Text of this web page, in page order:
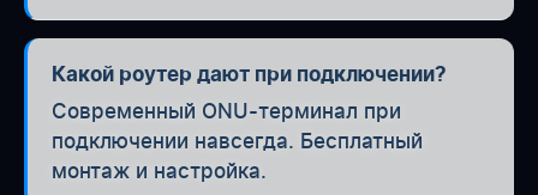
Какой роутер дают при подключении?
Современный ONU-терминал при
подключении навсегда. Бесплатный
монтаж и настройка.